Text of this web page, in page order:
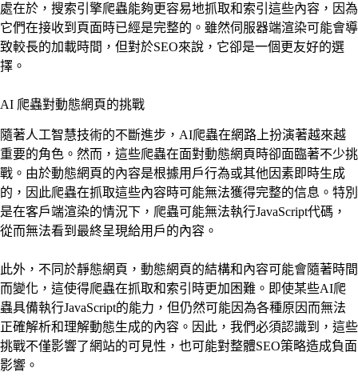
處在於，搜索引擎爬蟲能夠更容易地抓取和索引這些內容，因為
它們在接收到頁面時已經是完整的。雖然伺服器端渲染可能會導
致較長的加載時間，但對於SEO來說，它卻是一個更友好的選
擇。
AI 爬蟲對動態網頁的挑戰
隨著人工智慧技術的不斷進步，AI爬蟲在網路上扮演著越來越
重要的角色。然而，這些爬蟲在面對動態網頁時卻面臨著不少挑
戰。由於動態網頁的內容是根據用戶行為或其他因素即時生成
的，因此爬蟲在抓取這些內容時可能無法獲得完整的信息。特別
是在客戶端渲染的情況下，爬蟲可能無法執行JavaScript代碼，
從而無法看到最終呈現給用戶的內容。
此外，不同於靜態網頁，動態網頁的結構和內容可能會隨著時間
而變化，這使得爬蟲在抓取和索引時更加困難。即使某些AI爬
蟲具備執行JavaScript的能力，但仍然可能因為各種原因而無法
正確解析和理解動態生成的內容。因此，我們必須認識到，這些
挑戰不僅影響了網站的可見性，也可能對整體SEO策略造成負面
影響。